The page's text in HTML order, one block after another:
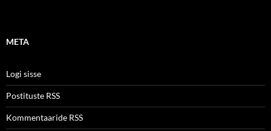
META
Logi sisse
Postituste RSS
Kommentaaride RSS